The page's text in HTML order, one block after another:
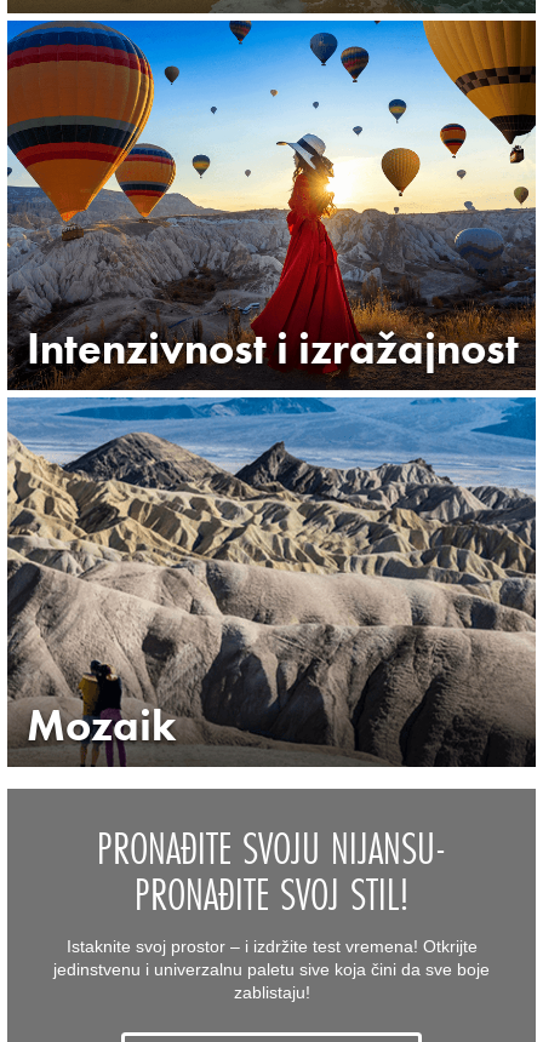
Intenzivnost i izražajnost
Mozaik
ISTRAŽITE SVE BOJE
PRONAĐITE SVOJU NIJANSU-
PRONAĐITE SVOJ STIL!
Istaknite svoj prostor – i izdržite test vremena! Otkrijte
jedinstvenu i univerzalnu paletu sive koja čini da sve boje
zablistaju!​